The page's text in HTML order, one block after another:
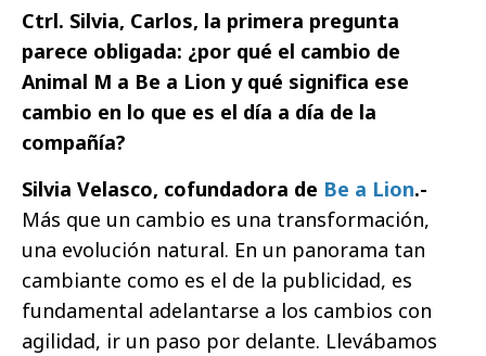
Ctrl. Silvia, Carlos, la primera pregunta
parece obligada: ¿por qué el cambio de
Animal M a Be a Lion y qué significa ese
cambio en lo que es el día a día de la
compañía?
Silvia Velasco, cofundadora de Be a Lion.-
Más que un cambio es una transformación,
una evolución natural. En un panorama tan
cambiante como es el de la publicidad, es
fundamental adelantarse a los cambios con
agilidad, ir un paso por delante. Llevábamos